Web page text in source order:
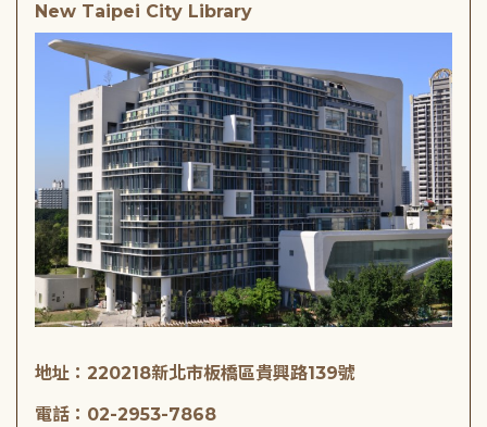
New Taipei City Library
地址：220218新北市板橋區貴興路139號
電話：02-2953-7868